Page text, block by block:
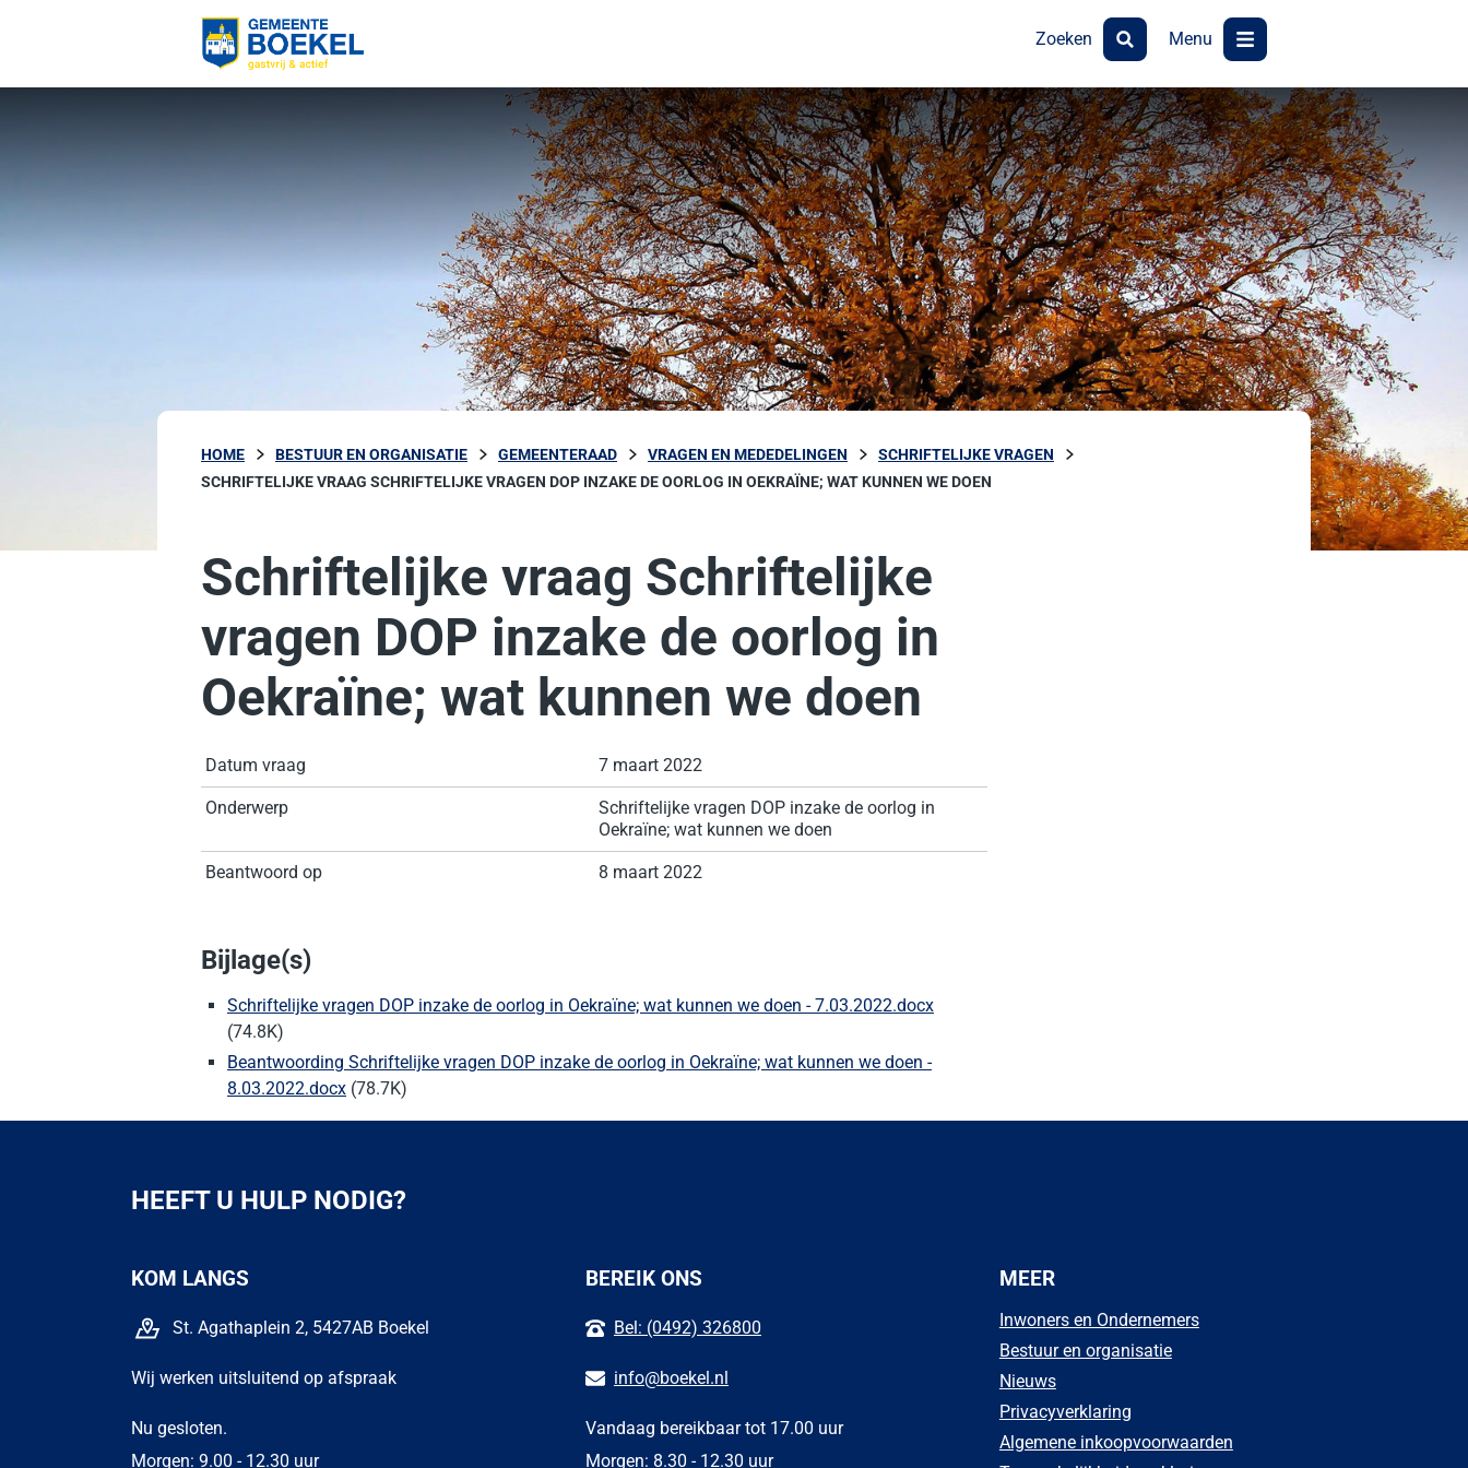
Zoeken Menu
HOME BESTUUR EN ORGANISATIE GEMEENTERAAD VRAGEN EN MEDEDELINGEN
SCHRIFTELIJKE VRAGEN
SCHRIFTELIJKE VRAAG SCHRIFTELIJKE VRAGEN DOP INZAKE DE OORLOG IN OEKRAÏNE; WAT KUNNEN WE DOEN
Schriftelijke vraag Schriftelijke
vragen DOP inzake de oorlog in
Oekraïne; wat kunnen we doen
Datum vraag 7 maart 2022
Onderwerp
Schriftelijke vragen DOP inzake de oorlog in
Oekraïne; wat kunnen we doen
Beantwoord op 8 maart 2022
Bijlage(s)
Schriftelijke vragen DOP inzake de oorlog in Oekraïne; wat kunnen we doen - 7.03.2022.docx
(74.8K)
Beantwoording Schriftelijke vragen DOP inzake de oorlog in Oekraïne; wat kunnen we doen -
8.03.2022.docx (78.7K)
HEEFT U HULP NODIG?
KOM LANGS
St. Agathaplein 2, 5427AB Boekel
Wij werken uitsluitend op afspraak
Nu gesloten.
Morgen: 9.00 - 12.30 uur
BEREIK ONS
Bel: (0492) 326800
info@boekel.nl
Vandaag bereikbaar tot 17.00 uur
Morgen: 8.30 - 12.30 uur
MEER
Inwoners en Ondernemers
Bestuur en organisatie
Nieuws
Privacyverklaring
Algemene inkoopvoorwaarden